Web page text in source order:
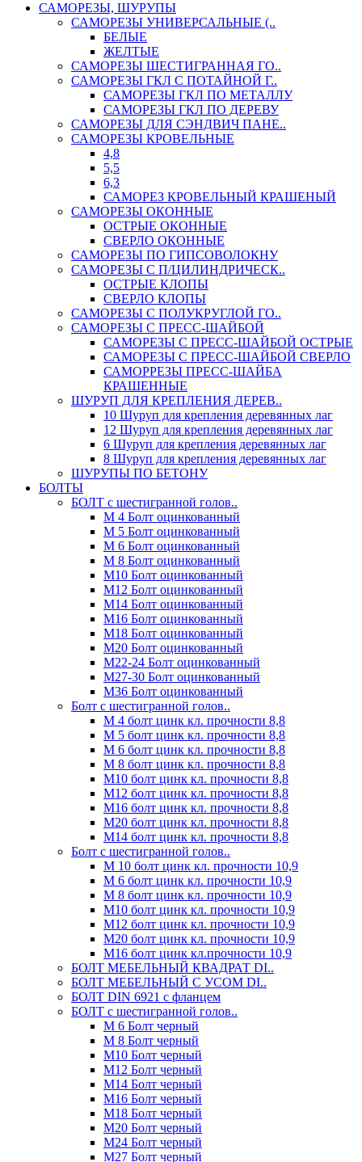
САМОРЕЗЫ, ШУРУПЫ
САМОРЕЗЫ УНИВЕРСАЛЬНЫЕ (..
БЕЛЫЕ
ЖЕЛТЫЕ
САМОРЕЗЫ ШЕСТИГРАННАЯ ГО..
САМОРЕЗЫ ГКЛ С ПОТАЙНОЙ Г..
САМОРЕЗЫ ГКЛ ПО МЕТАЛЛУ
САМОРЕЗЫ ГКЛ ПО ДЕРЕВУ
САМОРЕЗЫ ДЛЯ СЭНДВИЧ ПАНЕ..
САМОРЕЗЫ КРОВЕЛЬНЫЕ
4,8
5,5
6,3
САМОРЕЗ КРОВЕЛЬНЫЙ КРАШЕНЫЙ
САМОРЕЗЫ ОКОННЫЕ
ОСТРЫЕ ОКОННЫЕ
СВЕРЛО ОКОННЫЕ
САМОРЕЗЫ ПО ГИПСОВОЛОКНУ
САМОРЕЗЫ С П/ЦИЛИНДРИЧЕСК..
ОСТРЫЕ КЛОПЫ
СВЕРЛО КЛОПЫ
САМОРЕЗЫ С ПОЛУКРУГЛОЙ ГО..
САМОРЕЗЫ С ПРЕСС-ШАЙБОЙ
САМОРЕЗЫ С ПРЕСС-ШАЙБОЙ ОСТРЫЕ
САМОРЕЗЫ С ПРЕСС-ШАЙБОЙ СВЕРЛО
САМОРРЕЗЫ ПРЕСС-ШАЙБА
КРАШЕННЫЕ
ШУРУП ДЛЯ КРЕПЛЕНИЯ ДЕРЕВ..
10 Шуруп для крепления деревянных лаг
12 Шуруп для крепления деревянных лаг
6 Шуруп для крепления деревянных лаг
8 Шуруп для крепления деревянных лаг
ШУРУПЫ ПО БЕТОНУ
БОЛТЫ
БОЛТ с шестигранной голов..
М 4 Болт оцинкованный
М 5 Болт оцинкованный
М 6 Болт оцинкованный
М 8 Болт оцинкованный
М10 Болт оцинкованный
М12 Болт оцинкованный
М14 Болт оцинкованный
М16 Болт оцинкованный
М18 Болт оцинкованный
М20 Болт оцинкованный
М22-24 Болт оцинкованный
М27-30 Болт оцинкованный
М36 Болт оцинкованный
Болт с шестигранной голов..
М 4 болт цинк кл. прочности 8,8
М 5 болт цинк кл. прочности 8,8
М 6 болт цинк кл. прочности 8,8
М 8 болт цинк кл. прочности 8,8
М10 болт цинк кл. прочности 8,8
М12 болт цинк кл. прочности 8,8
М16 болт цинк кл. прочности 8,8
М20 болт цинк кл. прочности 8,8
М14 болт цинк кл. прочности 8,8
Болт с шестигранной голов..
М 10 болт цинк кл. прочности 10,9
М 6 болт цинк кл. прочности 10,9
М 8 болт цинк кл. прочности 10,9
М10 болт цинк кл. прочности 10,9
М12 болт цинк кл. прочности 10,9
М20 болт цинк кл. прочности 10,9
М16 болт цинк кл.прочности 10,9
БОЛТ МЕБЕЛЬНЫЙ КВАДРАТ DI..
БОЛТ МЕБЕЛЬНЫЙ С УСОМ DI..
БОЛТ DIN 6921 c фланцем
БОЛТ с шестигранной голов..
М 6 Болт черный
М 8 Болт черный
М10 Болт черный
М12 Болт черный
М14 Болт черный
М16 Болт черный
М18 Болт черный
М20 Болт черный
М24 Болт черный
М27 Болт черный